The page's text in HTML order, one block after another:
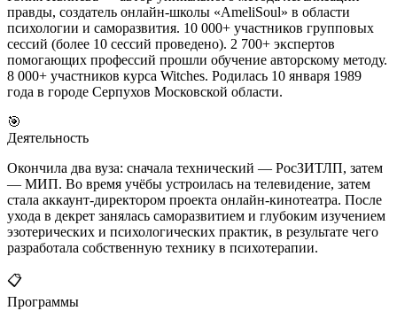
правды, создатель онлайн-школы «AmeliSoul» в области
психологии и саморазвития. 10 000+ участников групповых
сессий (более 10 сессий проведено). 2 700+ экспертов
помогающих профессий прошли обучение авторскому методу.
8 000+ участников курса Witches. Родилась 10 января 1989
года в городе Серпухов Московской области.
🎯
Деятельность
Окончила два вуза: сначала технический — РосЗИТЛП, затем
— МИП. Во время учёбы устроилась на телевидение, затем
стала аккаунт-директором проекта онлайн-кинотеатра. После
ухода в декрет занялась саморазвитием и глубоким изучением
эзотерических и психологических практик, в результате чего
разработала собственную технику в психотерапии.
📋
Программы